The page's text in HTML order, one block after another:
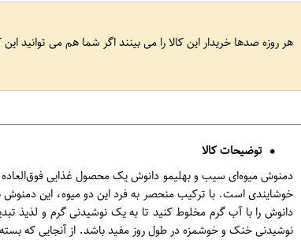
هر روزه صدها خریدار این کالا را می بینند اگر شما هم می توانید این
توضیحات کالا
خوشایندی است. با ترکیب منحصر به فرد این دو میوه، این
دانوش را با آب گرم مخلوط کنید تا به یک نوشیدنی گرم و لذیذ
نوشیدنی خنک و خوشمزه در طول روز مفید باشد. از آنجایی که